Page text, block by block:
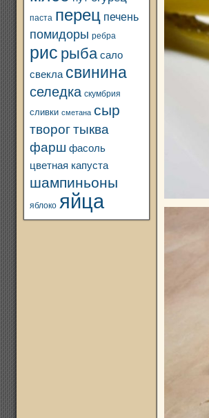
паста перец печень
помидоры ребра
рис рыба сало
свекла свинина
селедка скумбрия
сливки сметана сыр
творогтыква
фарш фасоль
цветная капуста
шампиньоны
яблоко яйца